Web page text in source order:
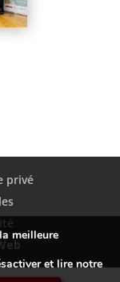
privé
meilleure
et lire notre